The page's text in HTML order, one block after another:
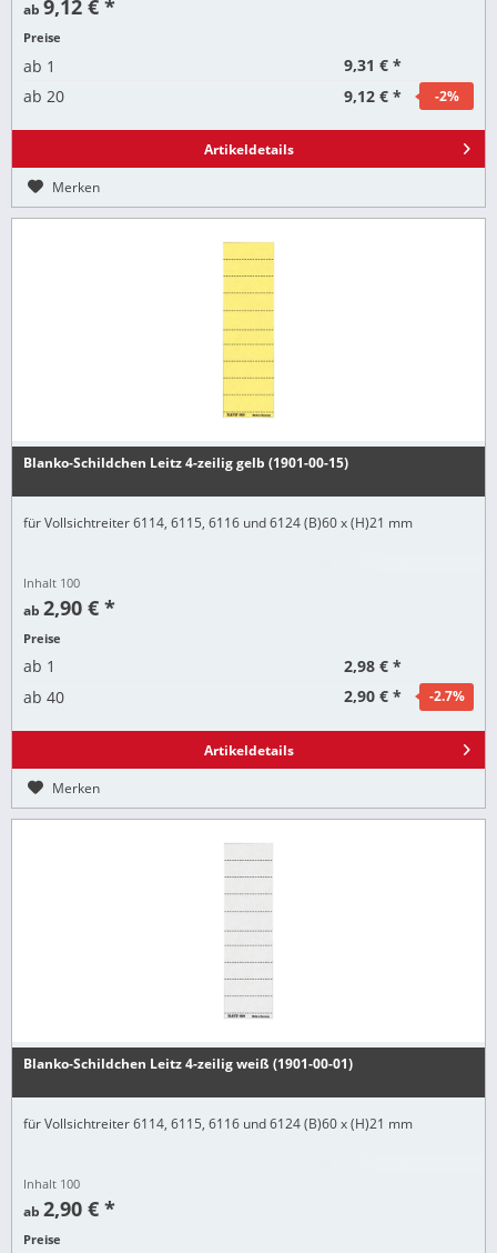
ab9,12 € *
Preise
ab 1
9,31 € *
ab 20 9,12 € * -2%
Artikeldetails
Merken
Blanko-Schildchen Leitz 4-zeilig gelb (1901-00-15)
für Vollsichtreiter 6114, 6115, 6116 und 6124 (B)60 x (H)21 mm
Inhalt 100
ab2,90 € *
Preise
ab 1
2,98 € *
ab 40 2,90 € * -2.7%
Artikeldetails
Merken
Blanko-Schildchen Leitz 4-zeilig weiß (1901-00-01)
für Vollsichtreiter 6114, 6115, 6116 und 6124 (B)60 x (H)21 mm
Inhalt 100
ab2,90 € *
Preise